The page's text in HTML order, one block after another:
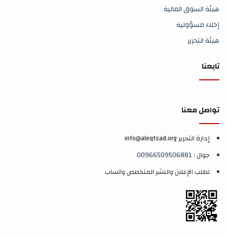
هيئة السوق المالية
إخلاء مسؤولية
هيئة التحرير
تابعنا
تواصل معنا
إدارة التحرير info@aleqtsad.org
جوال :00966509506881
لطلب الإعلان والنشر المتخصص واتساب